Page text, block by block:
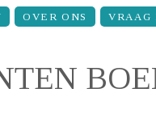
OVER ONS VRAAG